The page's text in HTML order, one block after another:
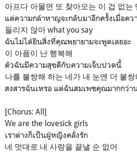
아프다 아물면 또 찾아오는 이 겁 없는
แต่ความกล้าหาญจะกลับมาอีกครั้งเมื่อคว
들리지 않아 what you say
ฉันไม่ได้ยินสิ่งที่คุณพยายามจะพูดเลยอะ
이 아픔이 난 행복해
ตัวฉันมีความสุขดีกับความเจ็บปวดนี้
나를 불쌍해 하는 네가 내 눈엔 더 불쌍
สงสารฉันเหรอ แต่ฉันสมเพชคุณมากกว่า
[Chorus: All]
We are the lovesick girls
เราต่างก็เป็นผู้หญิงคลั่งรัก
네 멋대로 내 사랑을 끝낼 순 없어